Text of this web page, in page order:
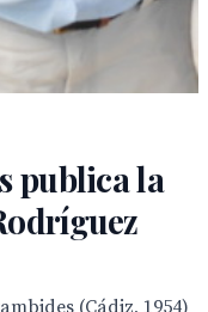
publica la
(Cádiz, 1954)